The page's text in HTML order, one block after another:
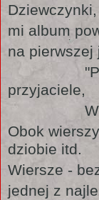
mi album
na
"Piszcie,
przyjaciele,
Obok
dziobie itd.
Wiersze -
jednej z